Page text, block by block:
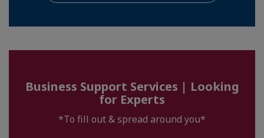
Business Support Services | Looking
for Experts
*To fill out & spread around you*